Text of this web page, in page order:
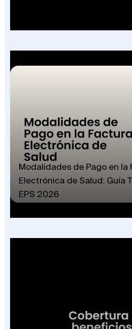
Modalidades de Pago en la
Electrónica de Salud: Guía
EPS 2026